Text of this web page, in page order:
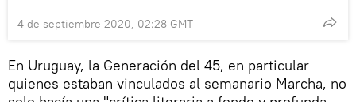
4 de septiembre 2020, 02:28 GMT
En Uruguay, la Generación del 45, en particular
quienes estaban vinculados al semanario Marcha, no